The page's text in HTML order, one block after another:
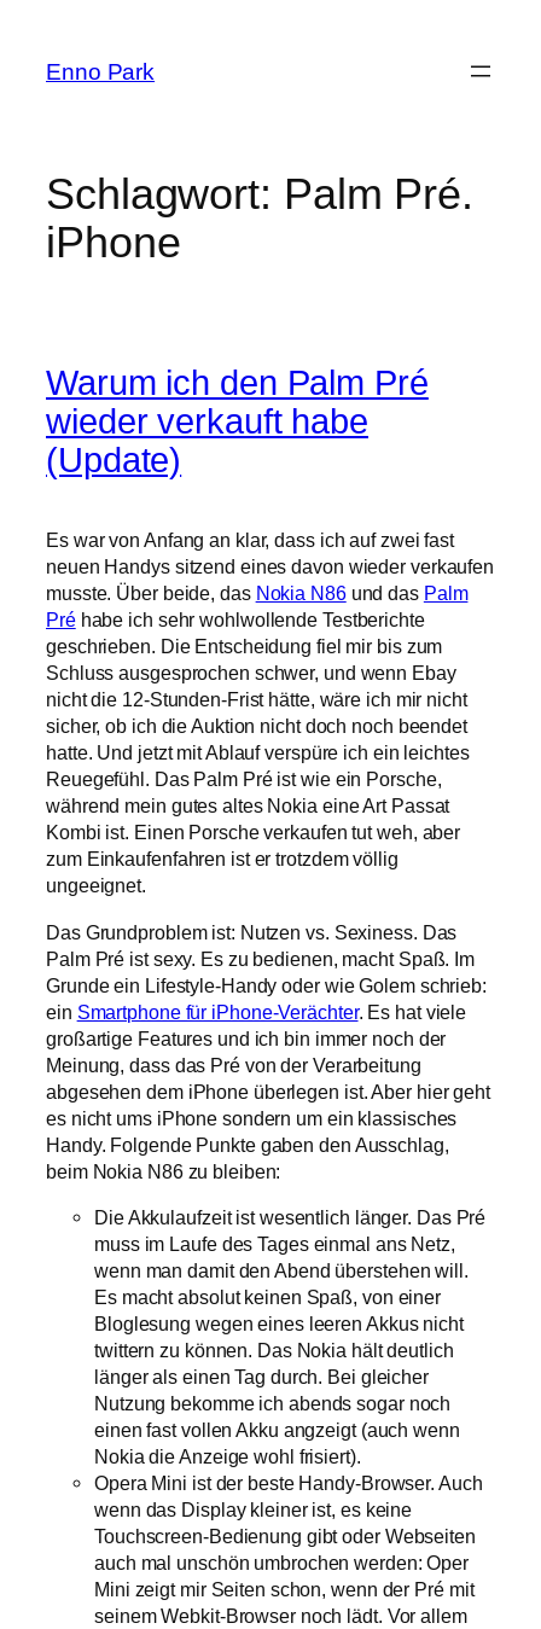
springen
Enno Park
Schlagwort: Palm Pré.
iPhone
Warum ich den Palm Pré
wieder verkauft habe
(Update)
Es war von Anfang an klar, dass ich auf zwei fast
neuen Handys sitzend eines davon wieder verkaufen
musste. Über beide, das Nokia N86und das Palm
Préhabe ich sehr wohlwollende Testberichte
geschrieben. Die Entscheidung fiel mir bis zum
Schluss ausgesprochen schwer, und wenn Ebay
nicht die 12-Stunden-Frist hätte, wäre ich mir nicht
sicher, ob ich die Auktion nicht doch noch beendet
hatte. Und jetzt mit Ablauf verspüre ich ein leichtes
Reuegefühl. Das Palm Pré ist wie ein Porsche,
während mein gutes altes Nokia eine Art Passat
Kombi ist. Einen Porsche verkaufen tut weh, aber
zum Einkaufenfahren ist er trotzdem völlig
ungeeignet.
Das Grundproblem ist: Nutzen vs. Sexiness. Das
Palm Pré ist sexy. Es zu bedienen, macht Spaß. Im
Grunde ein Lifestyle-Handy oder wie Golem schrieb:
ein Smartphone für iPhone-Verächter. Es hat viele
großartige Features und ich bin immer noch der
Meinung, dass das Pré von der Verarbeitung
abgesehen dem iPhone überlegen ist. Aber hier geht
es nicht ums iPhone sondern um ein klassisches
Handy. Folgende Punkte gaben den Ausschlag,
beim Nokia N86 zu bleiben:
Die Akkulaufzeit ist wesentlich länger. Das Pré
muss im Laufe des Tages einmal ans Netz,
wenn man damit den Abend überstehen will.
Es macht absolut keinen Spaß, von einer
Bloglesung wegen eines leeren Akkus nicht
twittern zu können. Das Nokia hält deutlich
länger als einen Tag durch. Bei gleicher
Nutzung bekomme ich abends sogar noch
einen fast vollen Akku angzeigt (auch wenn
Nokia die Anzeige wohl frisiert).
Opera Mini ist der beste Handy-Browser. Auch
wenn das Display kleiner ist, es keine
Touchscreen-Bedienung gibt oder Webseiten
auch mal unschön umbrochen werden: Oper
Mini zeigt mir Seiten schon, wenn der Pré mit
seinem Webkit-Browser noch lädt. Vor allem